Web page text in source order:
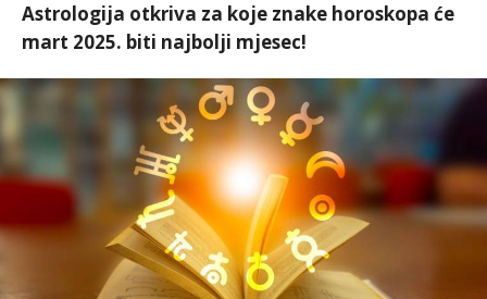
Astrologija otkriva za koje znake horoskopa će
mart 2025. biti najbolji mjesec!